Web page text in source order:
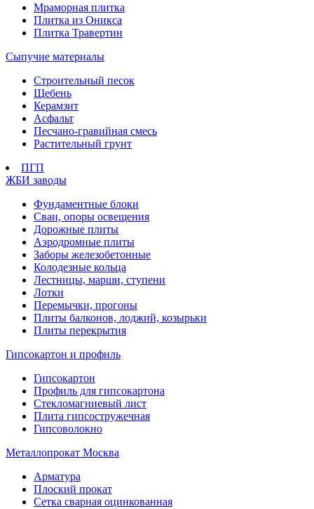
Мраморная плитка
Плитка из Оникса
Плитка Травертин
Сыпучие материалы
Строительный песок
Щебень
Керамзит
Асфальт
Песчано-гравийная смесь
Растительный грунт
ПГП
ЖБИ заводы
Фундаментные блоки
Сваи, опоры освещения
Дорожные плиты
Аэродромные плиты
Заборы железобетонные
Колодезные кольца
Лестницы, марши, ступени
Лотки
Перемычки, прогоны
Плиты балконов, лоджий, козырьки
Плиты перекрытия
Гипсокартон и профиль
Гипсокартон
Профиль для гипсокартона
Стекломагниевый лист
Плита гипсостружечная
Гипсоволокно
Металлопрокат Москва
Арматура
Плоский прокат
Сетка сварная оцинкованная